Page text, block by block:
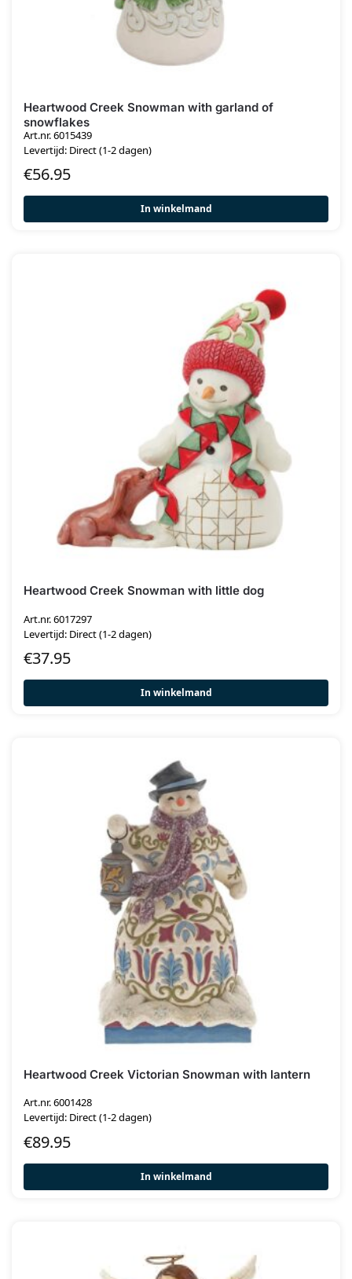
Heartwood Creek Snowman with garland of
snowflakes
Art.nr. 6015439
Levertijd: Direct (1-2 dagen)
€56.95
In winkelmand
Heartwood Creek Snowman with little dog
Art.nr. 6017297
Levertijd: Direct (1-2 dagen)
€37.95
In winkelmand
Heartwood Creek Victorian Snowman with lantern
Art.nr. 6001428
Levertijd: Direct (1-2 dagen)
€89.95
In winkelmand